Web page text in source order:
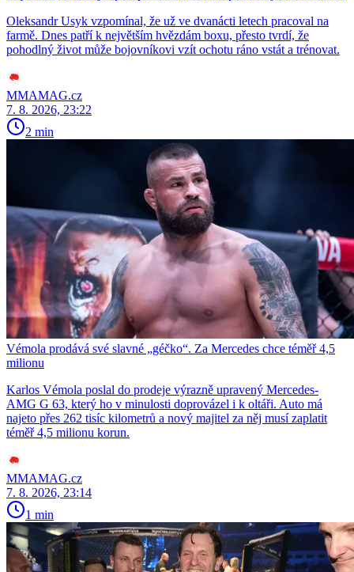
Oleksandr Usyk vzpomínal, že už ve dvanácti letech pracoval na
farmě. Dnes patří k největším hvězdám boxu, přesto tvrdí, že
pohodlný život může bojovníkovi vzít ochotu ráno vstát a trénovat.
MMAMAG.cz
7. 8. 2026, 23:22
2 min
Vémola prodává své slavné „géčko“. Za Mercedes chce téměř 4,5
milionu
Karlos Vémola poslal do prodeje výrazně upravený Mercedes-
AMG G 63, který ho v minulosti doprovázel i k oltáři. Auto má
najeto přes 262 tisíc kilometrů a nový majitel za něj musí zaplatit
téměř 4,5 milionu korun.
MMAMAG.cz
7. 8. 2026, 23:14
1 min